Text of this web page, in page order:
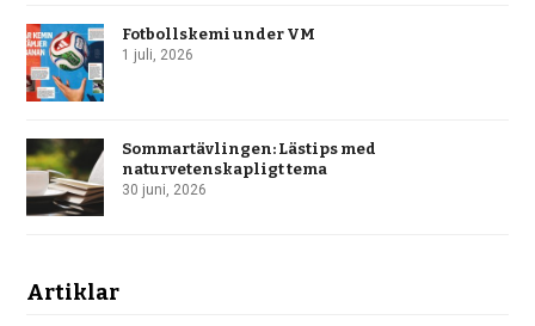
Fotbollskemi under VM
1 juli, 2026
Sommartävlingen: Lästips med
naturvetenskapligt tema
30 juni, 2026
Artiklar